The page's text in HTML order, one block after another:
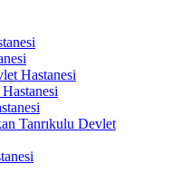
Hastanesi
Tanrıkulu Devlet